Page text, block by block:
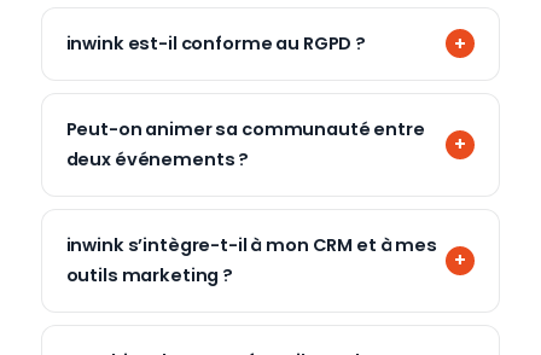
inwink est-il conforme au RGPD ?
Peut-on animer sa communauté entre
deux événements ?
inwink s’intègre-t-il à mon CRM et à mes
outils marketing ?